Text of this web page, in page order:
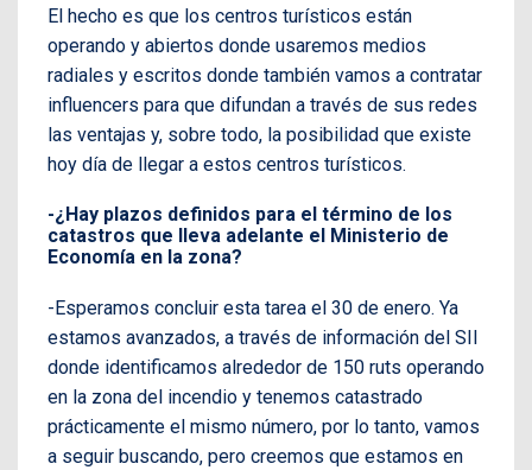
El hecho es que los centros turísticos están
operando y abiertos donde usaremos medios
radiales y escritos donde también vamos a contratar
influencers para que difundan a través de sus redes
las ventajas y, sobre todo, la posibilidad que existe
hoy día de llegar a estos centros turísticos.
-¿Hay plazos definidos para el término de los
catastros que lleva adelante el Ministerio de
Economía en la zona?
-Esperamos concluir esta tarea el 30 de enero. Ya
estamos avanzados, a través de información del SII
donde identificamos alrededor de 150 ruts operando
en la zona del incendio y tenemos catastrado
prácticamente el mismo número, por lo tanto, vamos
a seguir buscando, pero creemos que estamos en